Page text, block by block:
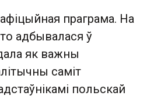
праграма. На
адбывалася ў
як важны
саміт
польскай